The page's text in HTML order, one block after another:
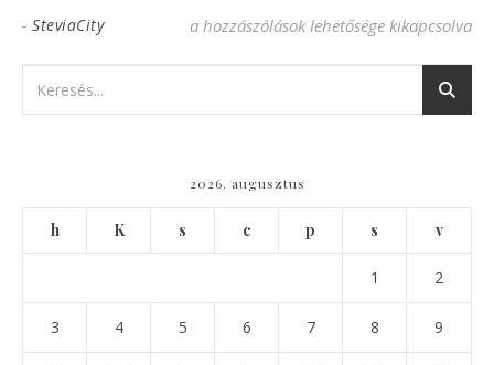
- SteviaCity Édesítővel is lehet teljes életet élni!
a hozzászólások lehetősége kikapcsolva
2026. augusztus
h K s c p s v
1 2
3 4 5 6 7 8 9